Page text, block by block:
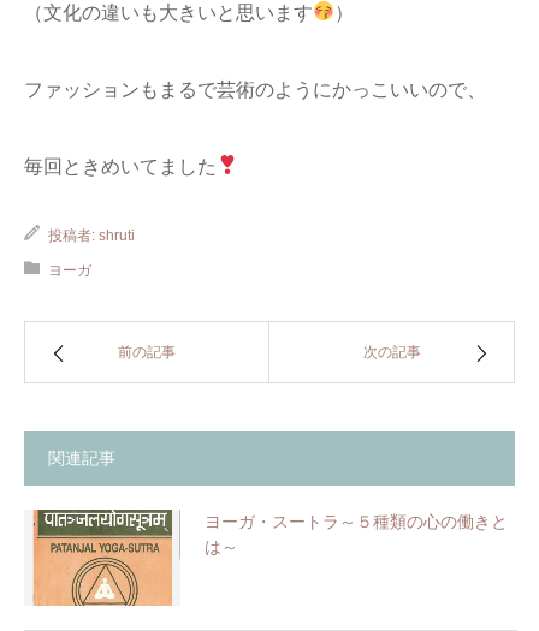
（文化の違いも大きいと思います ）
ファッションもまるで芸術のようにかっこいいので、
毎回ときめいてました
投稿者: shruti
ヨーガ
前の記事 次の記事
関連記事
ヨーガ・スートラ～５種類の心の働きと
は～